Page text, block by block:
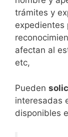
trámites y
expedientes
afectan al
etc,
​Pueden
interesadas
disponibles